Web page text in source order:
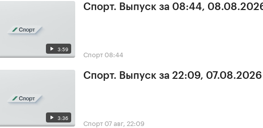
3:59
Спорт. Выпуск за 08:44,
Спорт 08:44
3:36
Спорт. Выпуск за 22:09, 07.08.2026
Спорт 07 авг, 22:09